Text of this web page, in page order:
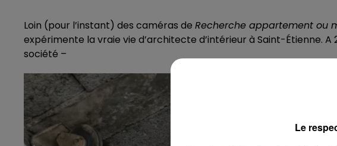
Loin (pour l’instant) des caméras de Recherche appartement ou
expérimente la vraie vie d’architecte d’intérieur à Saint-Étienne. A
société –
Le